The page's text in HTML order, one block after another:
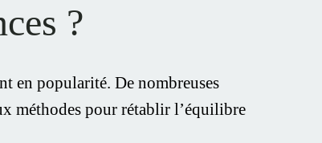
?
en popularité. De nombreuses
méthodes pour rétablir l’équilibre